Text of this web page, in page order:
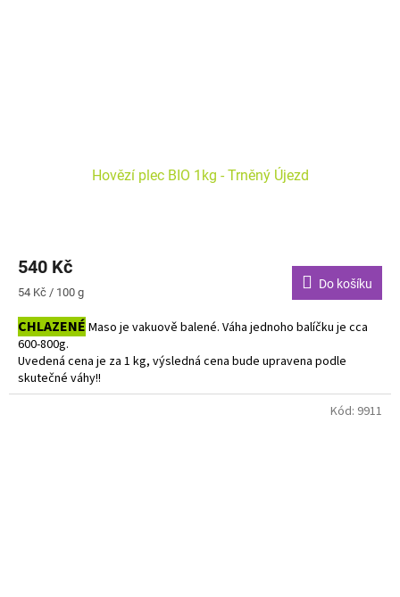
Hovězí plec BIO 1kg - Trněný Újezd
540 Kč
Měrná
54 Kč / 100 g
Do košíku
CHLAZENÉ Maso je vakuově balené. Váha jednoho balíčku je cca
600-800g.
Uvedená cena je za 1 kg, výsledná cena bude upravena podle
skutečné váhy!!
Do košíku vkládejte počet balení.
Kód: 9911